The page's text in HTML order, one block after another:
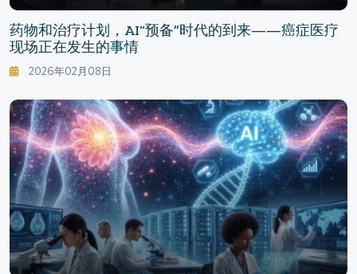
药物和治疗计划，AI“预备”时代的到来——癌症医疗
现场正在发生的事情
2026年02月08日